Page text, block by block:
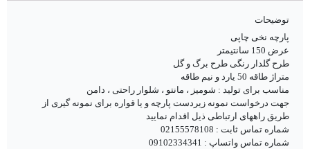
توضیحات
پارچه نخی چاپی
عرض 150 سانتیمتر
طرح گلدار رنگی طرح برگ و گل
متراژ طاقه 50 یارد و نیم طاقه
مناسب برای تولید : شومیز ، مانتو ، شلوار راحتی ، دامن
جهت درخواست نمونه زیردست پارچه و یا قواره برای نمونه گیری از
طریق راههای ارتباطی ذیل اقدام نمایید
شماره تماس ثابت : 02155578108
شماره تماس واتساپ : 09102334341